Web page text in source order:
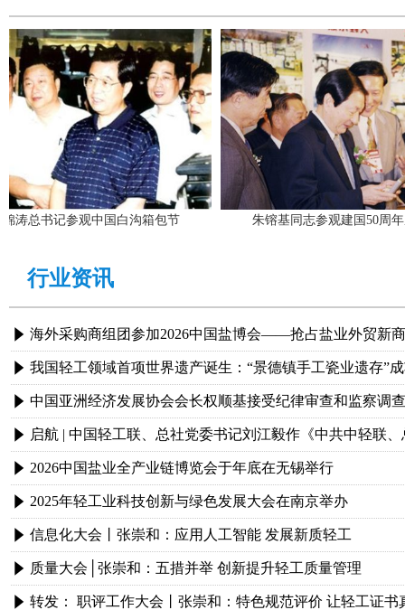
记参观中国白沟箱包节 朱镕基同志参观建国50周年成就展
行业资讯
념 海外采购商组团参加2026中国盐博会——抢占盐业外贸新
념
념 中国亚洲经济发展协会会长权顺基接受纪律审查和监察调查
념
념 2026中国盐业全产业链博览会于年底在无锡举行
념 2025年轻工业科技创新与绿色发展大会在南京举办
념 信息化大会丨张崇和：应用人工智能 发展新质轻工
념 质量大会│张崇和：五措并举 创新提升轻工质量管理
념 转发： 职评工作大会丨张崇和：特色规范评价 让轻工证书